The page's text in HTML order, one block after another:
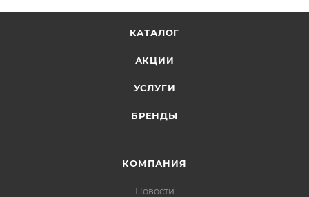
КАТАЛОГ
АКЦИИ
УСЛУГИ
БРЕНДЫ
КОМПАНИЯ
Новости